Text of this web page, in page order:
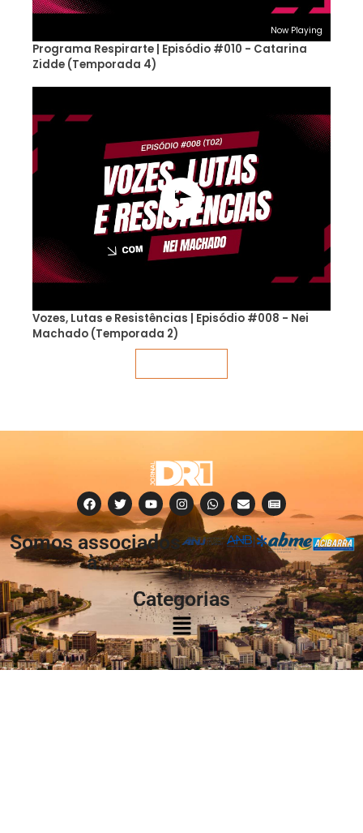
Now Playing
Programa Respirarte | Episódio #010 - Catarina
Zidde (Temporada 4)
Vozes, Lutas e Resistências | Episódio #008 - Nei
Machado (Temporada 2)
Somos associados
à:
Categorias